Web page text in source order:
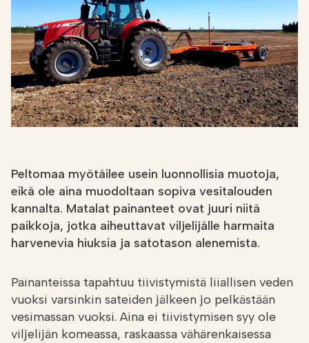
FI Etsi
VERKKOKAUPPA
Peltomaa myötäilee usein luonnollisia muotoja,
eikä ole aina muodoltaan sopiva vesitalouden
kannalta. Matalat painanteet ovat juuri niitä
paikkoja, jotka aiheuttavat viljelijälle harmaita
harvenevia hiuksia ja satotason alenemista.
Painanteissa tapahtuu tiivistymistä liiallisen veden
vuoksi varsinkin sateiden jälkeen jo pelkästään
vesimassan vuoksi. Aina ei tiivistymisen syy ole
viljelijän komeassa, raskaassa vähärenkaisessa